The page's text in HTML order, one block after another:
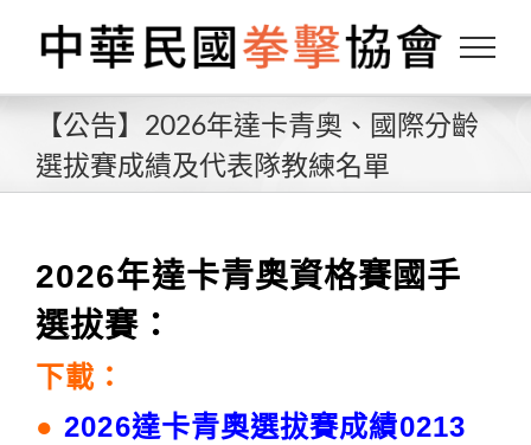
content
【公告】2026年達卡青奧、國際分齡
選拔賽成績及代表隊教練名單
2026年達卡青奧資格賽國手
選拔賽：
下載：
●2026達卡青奧選拔賽成績0213